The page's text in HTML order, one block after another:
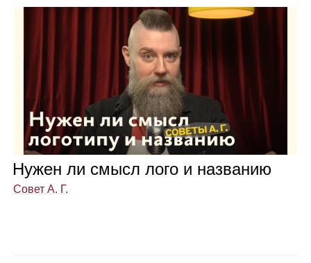
Нужен ли смысл лого и назва­нию
Совет А. Г.